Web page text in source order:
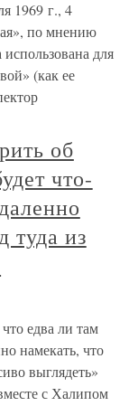
1969 г., 4
по мнению
для
(как ее
об
что-
туда из
едва ли там
намекать, что
выглядеть»
с Халипом